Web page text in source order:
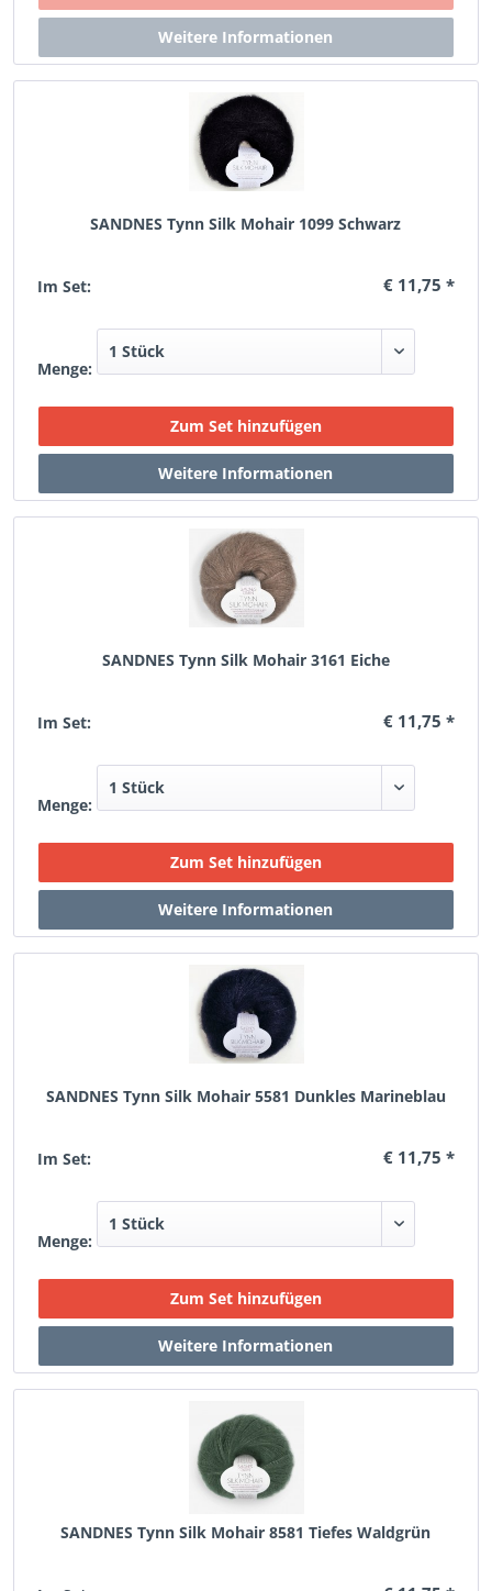
SANDNES Tynn Silk Mohair 1099 Schwarz
Im Set: € 11,75 *
Menge:
SANDNES Tynn Silk Mohair 3161 Eiche
Im Set: € 11,75 *
Menge:
SANDNES Tynn Silk Mohair 5581 Dunkles Marineblau
Im Set: € 11,75 *
Menge:
SANDNES Tynn Silk Mohair 8581 Tiefes Waldgrün